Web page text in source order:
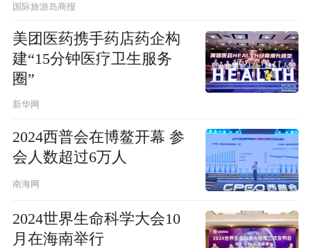
国际旅游岛商报
美团医药携手药店药企构
建“15分钟医疗卫生服务
圈”
新华网
2024西普会在博鳌开幕 参
会人数超过6万人
南海网
2024世界生命科学大会10
月在海南举行